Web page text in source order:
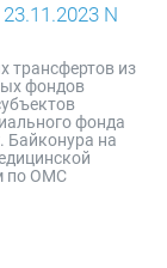
N
трансфертов из
фондов
фонда
Байконура на
по ОМС